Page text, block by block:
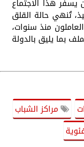
هذا الاجتماع
تُنهي حالة القلق
منذ سنوات،
بما يليق بالدولة
مراكز الشباب